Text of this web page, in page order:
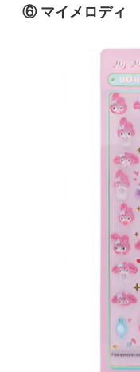
⑥ マイメロディ